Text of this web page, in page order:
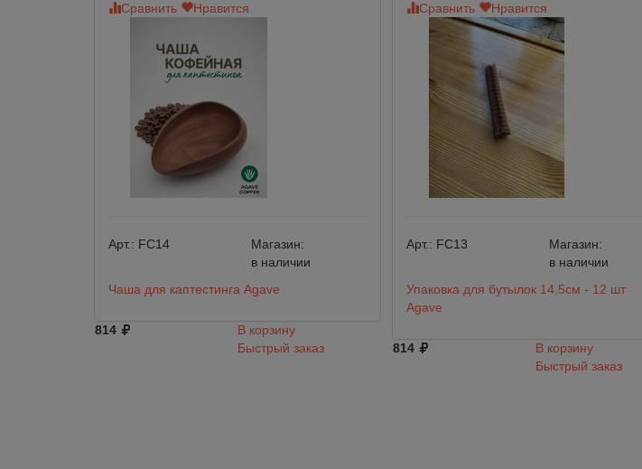
Сравнить Нравится
Арт.: FC14
Магазин:
в наличии
Чаша для каптестинга Agave
814
В корзину
Быстрый заказ
Сравнить Нравится
Арт.: FC13
Магазин:
в наличии
Упаковка для бутылок 14,5см - 12 шт
Agave
814
В корзину
Быстрый заказ